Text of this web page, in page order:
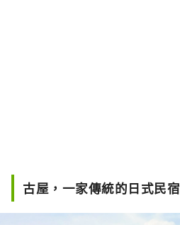
古屋，一家傳統的日式民宿